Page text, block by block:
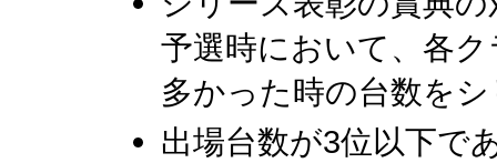
予選時において、各
多かった時の台数を
出場台数が3位以下で